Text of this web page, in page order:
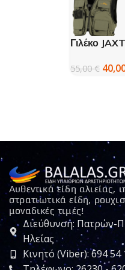
Γιλέκο
55,00€
Αυθεντικά είδη αλιείας,
στρατιωτικά είδη,
μοναδικές τιμές!
Διεύθυνση: Πατρών-
Ηλείας
Κινητό (Viber): 694 54